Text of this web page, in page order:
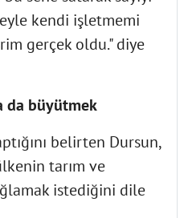
kendi işletmemi
gerçek oldu." diye
da büyütmek
belirten Dursun,
tarım ve
istediğini dile